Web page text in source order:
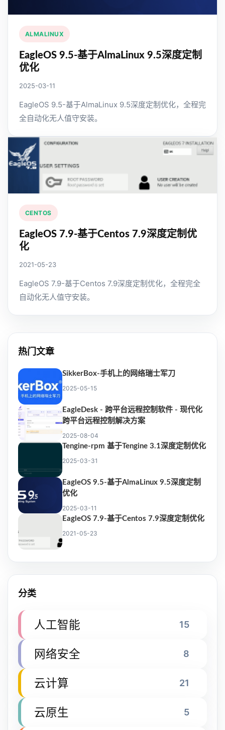
ALMALINUX
EagleOS 9.5-基于AlmaLinux 9.5深度定制
优化
2025-03-11
EagleOS 9.5-基于AlmaLinux 9.5深度定制优化，全程完
全自动化无人值守安装。
CENTOS
EagleOS 7.9-基于Centos 7.9深度定制优
化
2021-05-23
EagleOS 7.9-基于Centos 7.9深度定制优化，全程完全
自动化无人值守安装。
热门文章
SikkerBox-手机上的网络瑞士军刀
2025-05-15
EagleDesk - 跨平台远程控制软件 - 现代化
跨平台远程控制解决方案
2025-08-04
Tengine-rpm 基于Tengine 3.1深度定制优化
2025-03-31
EagleOS 9.5-基于AlmaLinux 9.5深度定制
优化
2025-03-11
EagleOS 7.9-基于Centos 7.9深度定制优化
2021-05-23
分类
人工智能 15
网络安全 8
云计算 21
云原生 5